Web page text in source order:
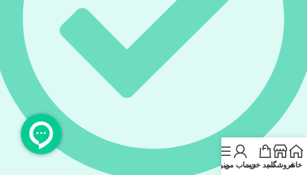
خانهفروشگاهسبد خریدحساب منمنو